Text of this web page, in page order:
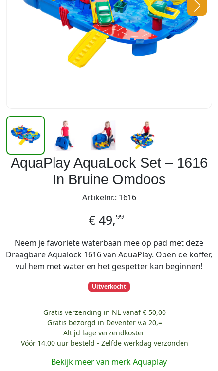
AquaPlay AquaLock Set – 1616
In Bruine Omdoos
Artikelnr.: 1616
€ 49,99
Neem je favoriete waterbaan mee op pad met deze
Draagbare Aqualock 1616 van AquaPlay. Open de koffer,
vul hem met water en het gespetter kan beginnen!
Uitverkocht
Gratis verzending in NL vanaf € 50,00
Gratis bezorgd in Deventer v.a 20,=
Altijd lage verzendkosten
Vóór 14.00 uur besteld - Zelfde werkdag verzonden
Bekijk meer van merk Aquaplay